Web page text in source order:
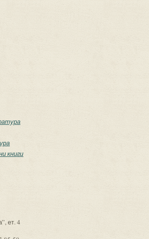
книги
ет. 4